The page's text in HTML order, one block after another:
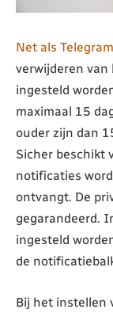
Net als Telegram
verwijderen van
ingesteld
maximaal 15
ouder zijn dan
Sicher beschikt
notificaties
ontvangt. De
gegarandeerd.
ingesteld
de
Bij het instellen